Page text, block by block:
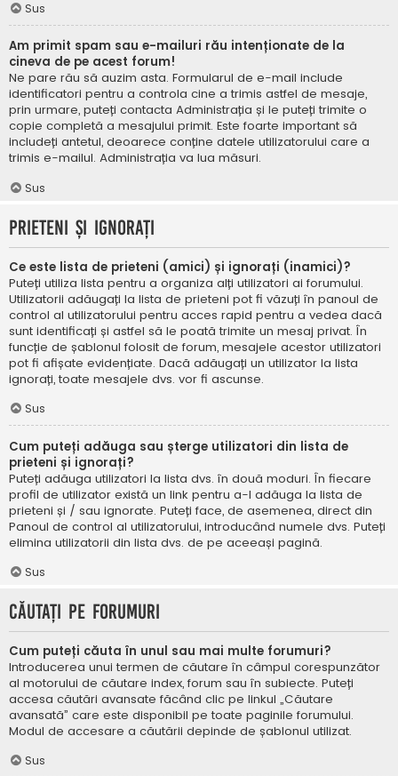
Sus
Am primit spam sau e-mailuri rău intenționate de la
cineva de pe acest forum!
Ne pare rău să auzim asta. Formularul de e-mail include
identificatori pentru a controla cine a trimis astfel de mesaje,
prin urmare, puteți contacta Administrația și le puteți trimite o
copie completă a mesajului primit. Este foarte important să
includeți antetul, deoarece conține datele utilizatorului care a
trimis e-mailul. Administrația va lua măsuri.
Sus
Prieteni și ignorați
Ce este lista de prieteni (amici) și ignorați (inamici)?
Puteți utiliza lista pentru a organiza alți utilizatori ai forumului.
Utilizatorii adăugați la lista de prieteni pot fi văzuți în panoul de
control al utilizatorului pentru acces rapid pentru a vedea dacă
sunt identificați și astfel să le poată trimite un mesaj privat. În
funcție de șablonul folosit de forum, mesajele acestor utilizatori
pot fi afișate evidențiate. Dacă adăugați un utilizator la lista
ignorați, toate mesajele dvs. vor fi ascunse.
Sus
Cum puteți adăuga sau șterge utilizatori din lista de
prieteni și ignorați?
Puteți adăuga utilizatori la lista dvs. în două moduri. În fiecare
profil de utilizator există un link pentru a-l adăuga la lista de
prieteni și / sau ignorate. Puteți face, de asemenea, direct din
Panoul de control al utilizatorului, introducând numele dvs. Puteți
elimina utilizatorii din lista dvs. de pe aceeași pagină.
Sus
Căutați pe forumuri
Cum puteți căuta în unul sau mai multe forumuri?
Introducerea unui termen de căutare în câmpul corespunzător
al motorului de căutare index, forum sau în subiecte. Puteți
accesa căutări avansate făcând clic pe linkul „Căutare
avansată” care este disponibil pe toate paginile forumului.
Modul de accesare a căutării depinde de șablonul utilizat.
Sus